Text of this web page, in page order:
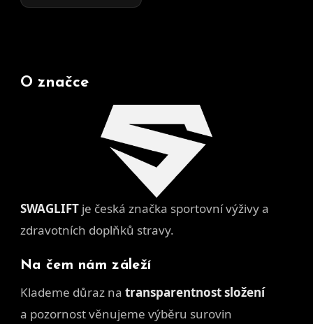
O značce
SWAGLIFT je česká značka sportovní výživy a
zdravotních doplňků stravy.
Na čem nám záleží
Klademe důraz na transparentnost složení
a pozornost věnujeme výběru surovin